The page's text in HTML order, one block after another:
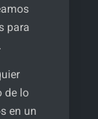
para
de lo
en un